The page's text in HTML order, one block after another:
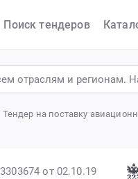
Поиск тендеров
Тендер на поставку
от 02.10.19